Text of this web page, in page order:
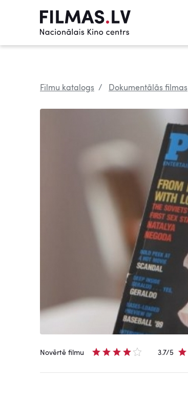
Filmu katalogs Dokumentālās filmas
Novērtē filmu 3.7/5